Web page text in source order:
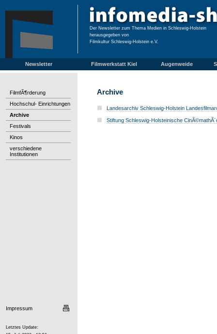
Der Newsletter zum Thema Medien in Schleswig-Holstein
herausgegeben von
Filmkultur Schleswig-Holstein e.V.
Newsletter Filmwerkstatt Kiel Augenweide
FilmfÃ¶rderung
Hochschul- Einrichtungen
Archive
Festivals
Kinos
verschiedene
Institutionen
Impressum
Letztes Update:
Archive
Landesarchiv Schleswig-Holstein
Stiftung Schleswig-Holsteinische